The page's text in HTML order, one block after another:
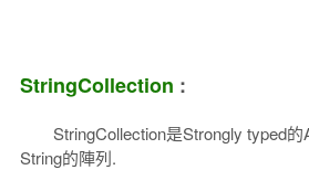
StringCollection :
StringCollection是Strongly typed的
String的陣列.